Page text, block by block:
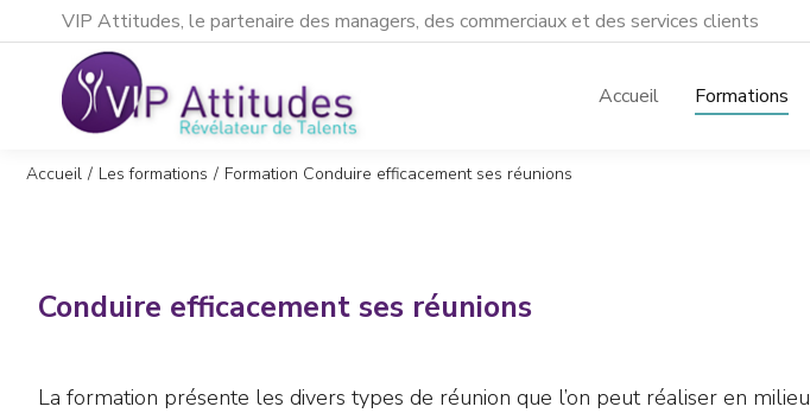
VIP Attitudes, le partenaire des managers, des commerciaux et des services clients
Accueil Formations
Vous êtes ici :
Accueil Les formations Formation Conduire efficacement ses réunions
Conduire efficacement ses réunions
La formation présente les divers types de réunion que l’on peut réaliser en milieu